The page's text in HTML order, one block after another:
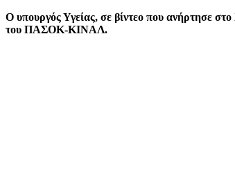
Ο υπουργός Υγείας, σε βίντεο που ανήρτησε
του ΠΑΣΟΚ-ΚΙΝΑΛ.